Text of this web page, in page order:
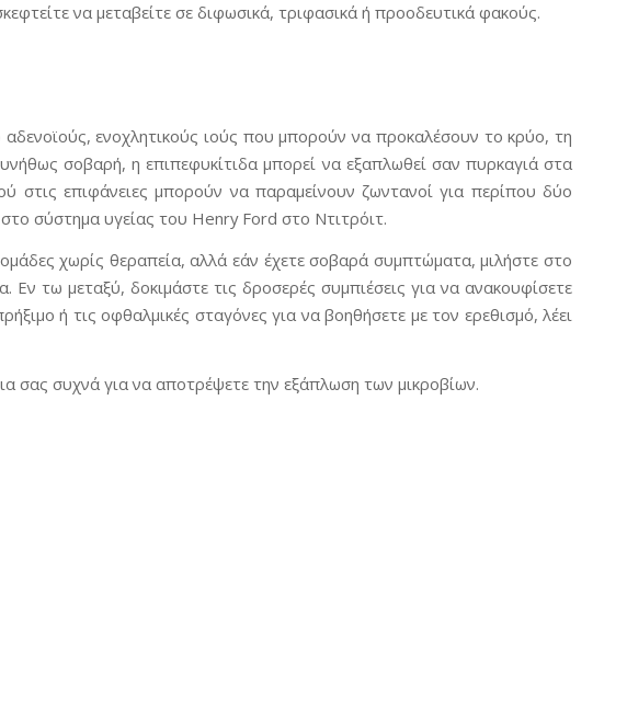
να μεταβείτε σε διφωσικά, τριφασικά ή προοδευτικά φακούς.
ενοχλητικούς ιούς που μπορούν να προκαλέσουν το κρύο, τη
σοβαρή, η επιπεφυκίτιδα μπορεί να εξαπλωθεί σαν πυρκαγιά στα
στις επιφάνειες μπορούν να παραμείνουν ζωντανοί για περίπου δύο
σύστημα υγείας του Henry Ford στο Ντιτρόιτ.
χωρίς θεραπεία, αλλά εάν έχετε σοβαρά συμπτώματα, μιλήστε στο
Εν τω μεταξύ, δοκιμάστε τις δροσερές συμπιέσεις για να ανακουφίσετε
ή τις οφθαλμικές σταγόνες για να βοηθήσετε με τον ερεθισμό, λέει
σας συχνά για να αποτρέψετε την εξάπλωση των μικροβίων.